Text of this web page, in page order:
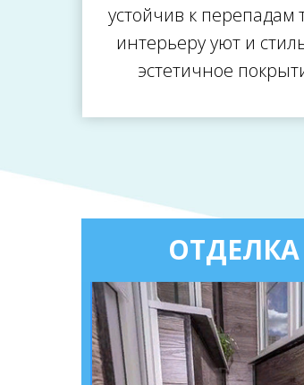
устойчив к
интерьеру уют и
эстетичное